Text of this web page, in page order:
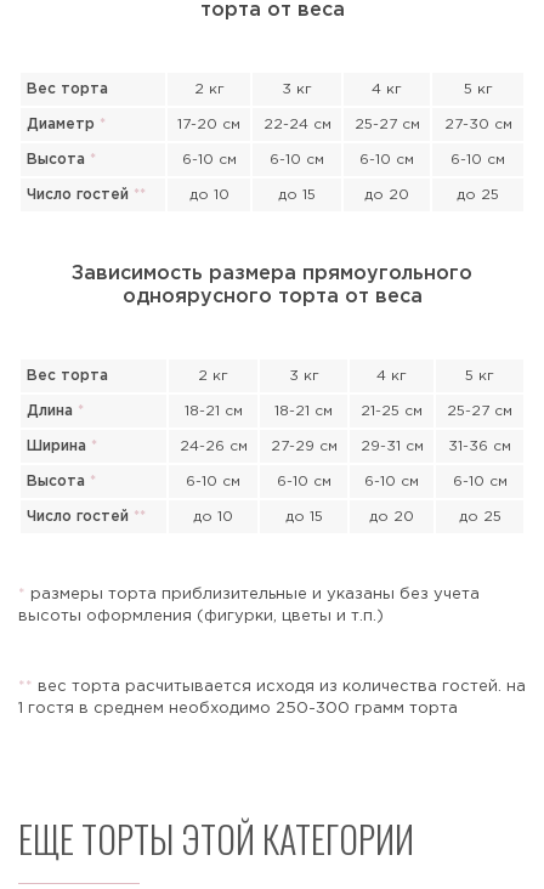
торта от веса
Вес торта 2 кг 3 кг 4 кг 5 кг
Диаметр * 17-20 см 22-24 см 25-27 см 27-30 см
Высота * 6-10 см 6-10 см 6-10 см 6-10 см
Число гостей ** до 10 до 15 до 20 до 25
Зависимость размера прямоугольного
одноярусного торта от веса
Вес торта 2 кг 3 кг 4 кг 5 кг
Длина * 18-21 см 18-21 см 21-25 см 25-27 см
Ширина * 24-26 см 27-29 см 29-31 см 31-36 см
Высота * 6-10 см 6-10 см 6-10 см 6-10 см
Число гостей ** до 10 до 15 до 20 до 25
*
размеры торта приблизительные и указаны без учета
высоты оформления (фигурки, цветы и т.п.)
* *
вес торта расчитывается исходя из количества гостей. на
1 гостя в среднем необходимо 250-300 грамм торта
ЕЩЕ ТОРТЫ ЭТОЙ КАТЕГОРИИ